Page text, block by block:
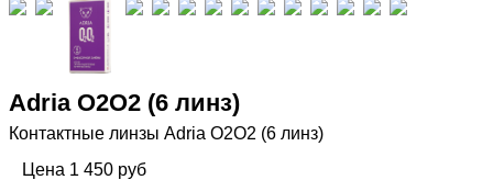
Adria O2O2 (6 линз)
Контактные линзы Adria О2О2 (6 линз)
Цена 1 450 руб